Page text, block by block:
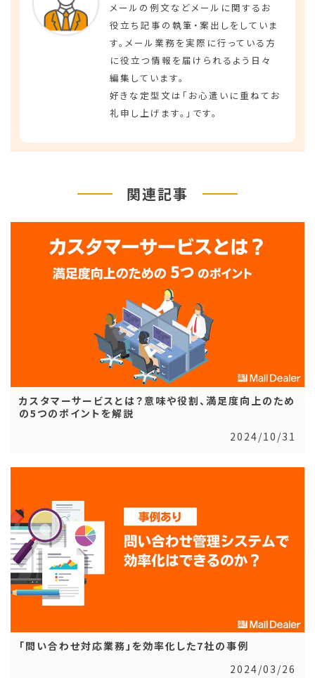
メールの例文などメールに関するお
役立ち記事の執筆・案出しをしていま
す。メール業務を実際に行っている方
に役立つ情報を届けられるよう日々
編集しています。
好きな定型文は「お心遣いに重ねてお
礼申し上げます。」です。
関連記事
カスタマーサービスとは？意味や役割、満足度向上のため
の5つのポイントを解説
2024/10/31
「問い合わせ対応業務」を効率化した7社の事例
2024/03/26